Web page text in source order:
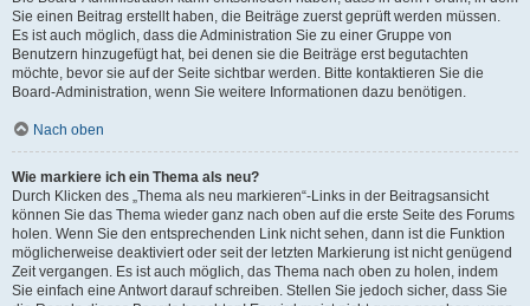
Sie einen Beitrag erstellt haben, die Beiträge zuerst geprüft werden müssen.
Es ist auch möglich, dass die Administration Sie zu einer Gruppe von
Benutzern hinzugefügt hat, bei denen sie die Beiträge erst begutachten
möchte, bevor sie auf der Seite sichtbar werden. Bitte kontaktieren Sie die
Board-Administration, wenn Sie weitere Informationen dazu benötigen.
Nach oben
Wie markiere ich ein Thema als neu?
Durch Klicken des „Thema als neu markieren“-Links in der Beitragsansicht
können Sie das Thema wieder ganz nach oben auf die erste Seite des Forums
holen. Wenn Sie den entsprechenden Link nicht sehen, dann ist die Funktion
möglicherweise deaktiviert oder seit der letzten Markierung ist nicht genügend
Zeit vergangen. Es ist auch möglich, das Thema nach oben zu holen, indem
Sie einfach eine Antwort darauf schreiben. Stellen Sie jedoch sicher, dass Sie